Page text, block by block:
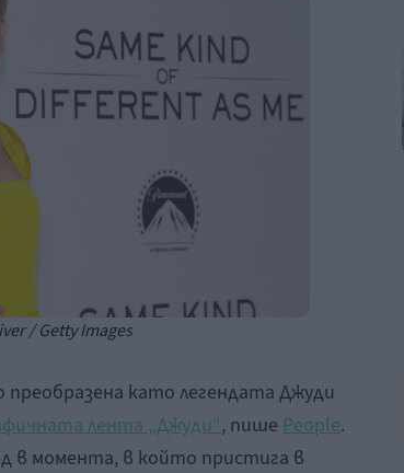
/ Getty Images
преобразена като легендата Джуди
лента „Джуди“, пише People.
в момента, в който пристига в